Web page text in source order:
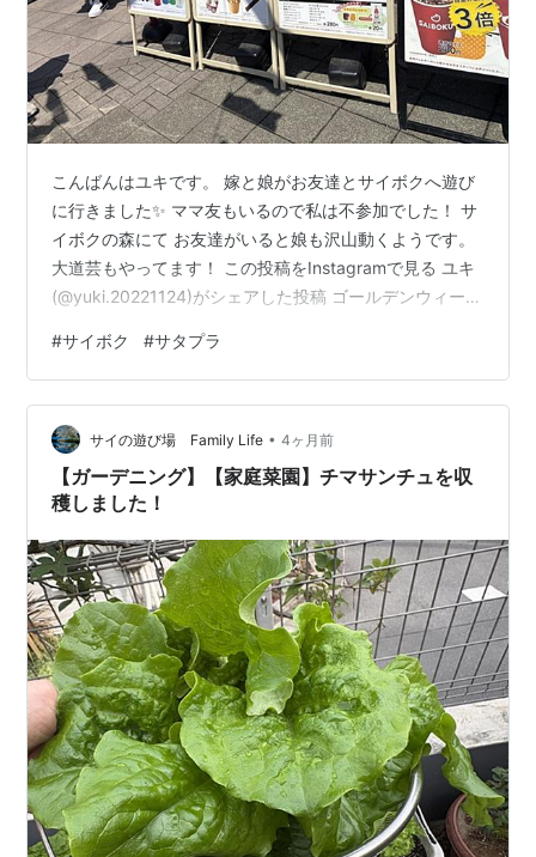
こんばんはユキです。 嫁と娘がお友達とサイボクへ遊び
に行きました✨ ママ友もいるので私は不参加でした！ サ
イボクの森にて お友達がいると娘も沢山動くようです。
大道芸もやってます！ この投稿をInstagramで見る ユキ
(@yuki.20221124)がシェアした投稿 ゴールデンウィーク
も90分待ち！ 美味しいものいっぱい食べてきたんだろう
な～。 ゴールデンウィークはとっても混んでいたみた
い。 何やら今日のサタプラでサイボクが紹介されていた
みたい。大絶賛！ www.youtube.com 撮影を見たという
ママ友が撮った写真。 ママ友ネット恐…
#サイボク #サタプラ
サイの遊び場 Family Life • 4ヶ月前
【ガーデニング】【家庭菜園】チマサンチュを収
穫しました！